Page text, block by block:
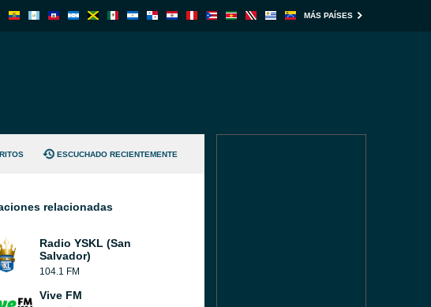
MÁS PAÍSES
ESCUCHADO RECIENTEMENTE
relacionadas
Radio YSKL (San
Salvador)
104.1 FM
Vive FM